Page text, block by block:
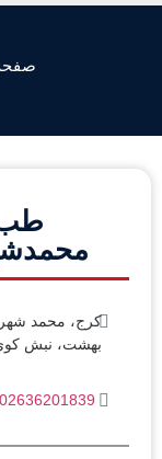
طب
کرج، محمد
بهشت، نبش
02636201839